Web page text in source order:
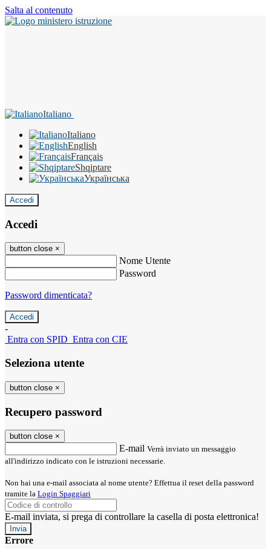
Salta al contenuto
Italiano
Italiano
English
Français
Shqiptare
Українська
Accedi
Accedi
button close ×
Nome Utente
Password
Password dimenticata?
-
Entra con SPID Entra con CIE
Seleziona utente
button close ×
Recupero password
button close ×
E-mail Verrà inviato un messaggio
all'indirizzo indicato con le istruzioni necessarie.
Non hai una e-mail associata al nome utente? Effettua il reset della password
tramite la Login Spaggiari
E-mail inviata, si prega di controllare la casella di posta elettronica!
Errore